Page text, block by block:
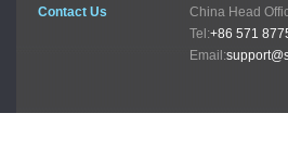
Contact Us
China
Tel:+86 571
Email: